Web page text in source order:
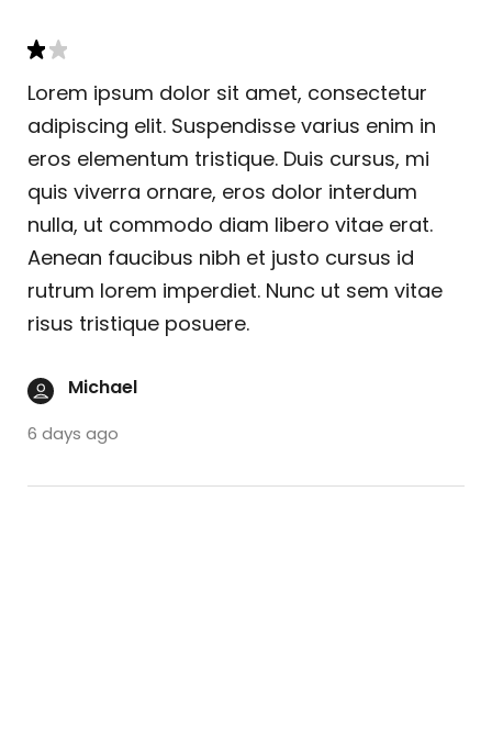
Lorem ipsum dolor sit amet, consectetur
adipiscing elit. Suspendisse varius enim in
eros elementum tristique. Duis cursus, mi
quis viverra ornare, eros dolor interdum
nulla, ut commodo diam libero vitae erat.
Aenean faucibus nibh et justo cursus id
rutrum lorem imperdiet. Nunc ut sem vitae
risus tristique posuere.
Michael
6 days ago